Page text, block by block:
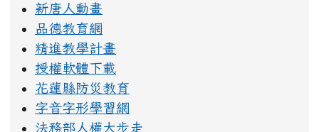
新唐人動畫
品德教育網
精進教學計畫
授權軟體下載
花蓮縣防災教育
字音字形學習網
法務部人權大步走